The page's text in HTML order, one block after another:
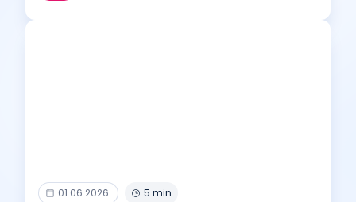
01.06.2026. 5 min